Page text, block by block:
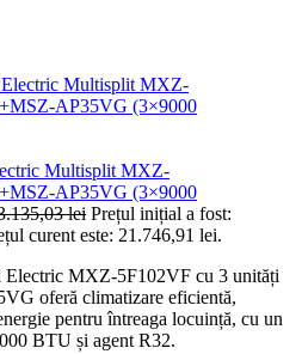
Multisplit MXZ-
AP35VG (3×9000
lei Prețul inițial a fost:
curent este: 21.746,91 lei.
MXZ-5F102VF cu 3 unități
oferă climatizare eficientă,
pentru întreaga locuință, cu un
BTU și agent R32.